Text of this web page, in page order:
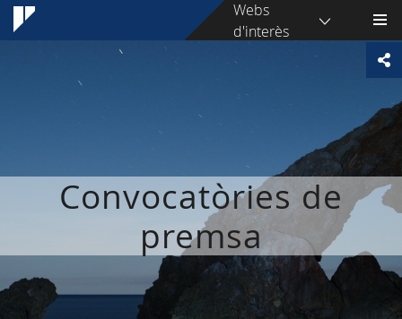
Webs
d'interès
Convocatòries de
premsa